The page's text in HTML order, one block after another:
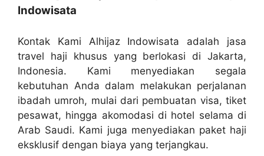
Indowisata
Kontak Kami Alhijaz Indowisata adalah jasa
travel haji khusus yang berlokasi di Jakarta,
Indonesia. Kami menyediakan segala
kebutuhan Anda dalam melakukan perjalanan
ibadah umroh, mulai dari pembuatan visa, tiket
pesawat, hingga akomodasi di hotel selama di
Arab Saudi. Kami juga menyediakan paket haji
eksklusif dengan biaya yang terjangkau.